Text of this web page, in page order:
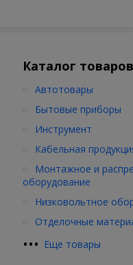
Каталог товаров
••• Еще товары
Автотовары
Бытовые приборы
Инструмент
Кабельная
Монтажное и
оборудование
Низковольтное
Отделочные